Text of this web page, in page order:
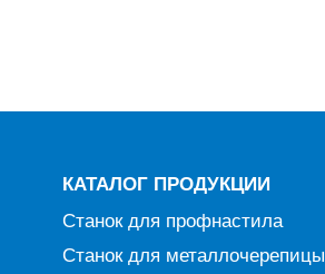
КАТАЛОГ ПРОДУКЦИИ
Станок для профнастила
Станок для металлочерепицы